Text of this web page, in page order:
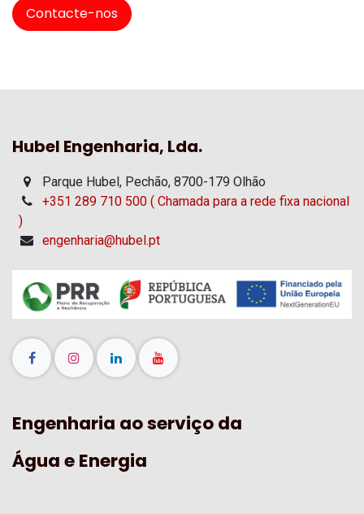
Contacte-nos
Hubel Engenharia, Lda.
Parque Hubel, Pechão, 8700-179 Olhão
+351 289 710 500 ( Chamada para a rede fixa nacional
)
engenharia@hubel.pt
Engenharia ao serviço da
Água e Energia